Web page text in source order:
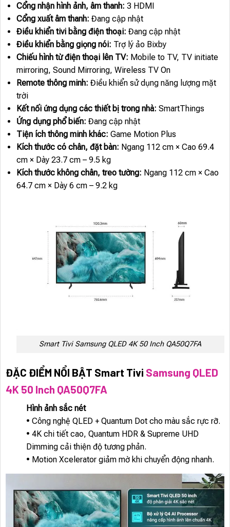
Cổng nhận hình ảnh, âm thanh: 3 HDMI
Cổng xuất âm thanh: Đang cập nhật
Điều khiển tivi bằng điện thoại: Đang cập nhật
Điều khiển bằng giọng nói: Trợ lý ảo Bixby
Chiếu hình từ điện thoại lên TV: Mobile to TV, TV initiate
mirroring, Sound Mirroring, Wireless TV On
Remote thông minh: Điều khiển sử dụng năng lượng mặt
trời
Kết nối ứng dụng các thiết bị trong nhà: SmartThings
Ứng dụng phổ biến: Đang cập nhật
Tiện ích thông minh khác: Game Motion Plus
Kích thước có chân, đặt bàn: Ngang 112 cm × Cao 69.4
cm × Dày 23.7 cm – 9.5 kg
Kích thước không chân, treo tường: Ngang 112 cm × Cao
64.7 cm × Dày 6 cm – 9.2 kg
Smart Tivi Samsung QLED 4K 50 Inch QA50Q7FA
ĐẶC ĐIỂM NỔI BẬT Smart Tivi Samsung QLED
4K 50 Inch QA50Q7FA
Hình ảnh sắc nét
• Công nghệ QLED + Quantum Dot cho màu sắc rực rỡ.
• 4K chi tiết cao, Quantum HDR & Supreme UHD
Dimming cải thiện độ tương phản.
• Motion Xcelerator giảm mờ khi chuyển động nhanh.